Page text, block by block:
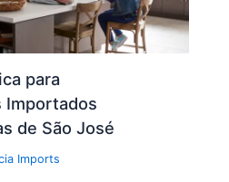
para
Importados
de São José
Imports